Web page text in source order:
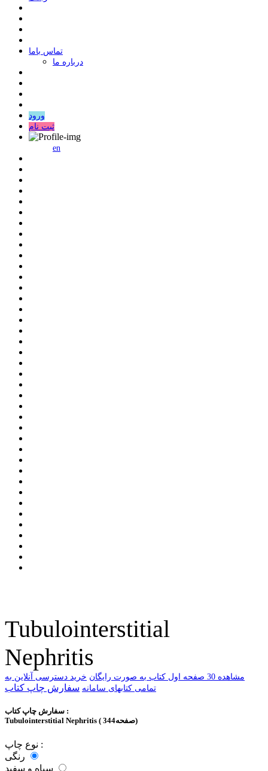
ﺗﻤﺎﺱ ﺑﺎﻣﺎ
درباره ما
ورود
ثبت نام
en
Tubulointerstitial
Nephritis
ﻣﺸﺎﻫﺪﻩ 30 ﺻﻔﺤﻪ اﻭﻝ ﮐﺘﺎﺏ ﺑﻪ ﺻﻮﺭﺕ ﺭاﯾﮕﺎﻥ
خرید دسترسی آنلاین به
تمامی کتابهای سامانه سفارش چاپ کتاب
سفارش چاپ کتاب :
Tubulointerstitial Nephritis ( 344صفحه)
نوع چاپ :
رنگی
سیاه و سفید